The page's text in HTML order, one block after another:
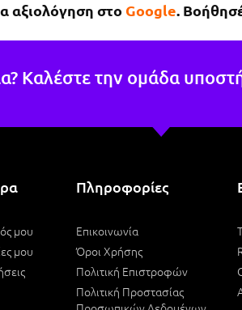
στο μαγαζί για να πάρω
μου !Εάν χρειαστώ κάτι
επιστρέψω σίγουρα.
αξιολόγηση στο Google.
Καλέστε την ομάδα
μου
μου
Πληροφορίες
Επικοινωνία
Όροι Χρήσης
Πολιτική Επιστροφών
Πολιτική Προστασίας